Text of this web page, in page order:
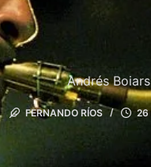
Andrés
FERNANDO RÍOS 26